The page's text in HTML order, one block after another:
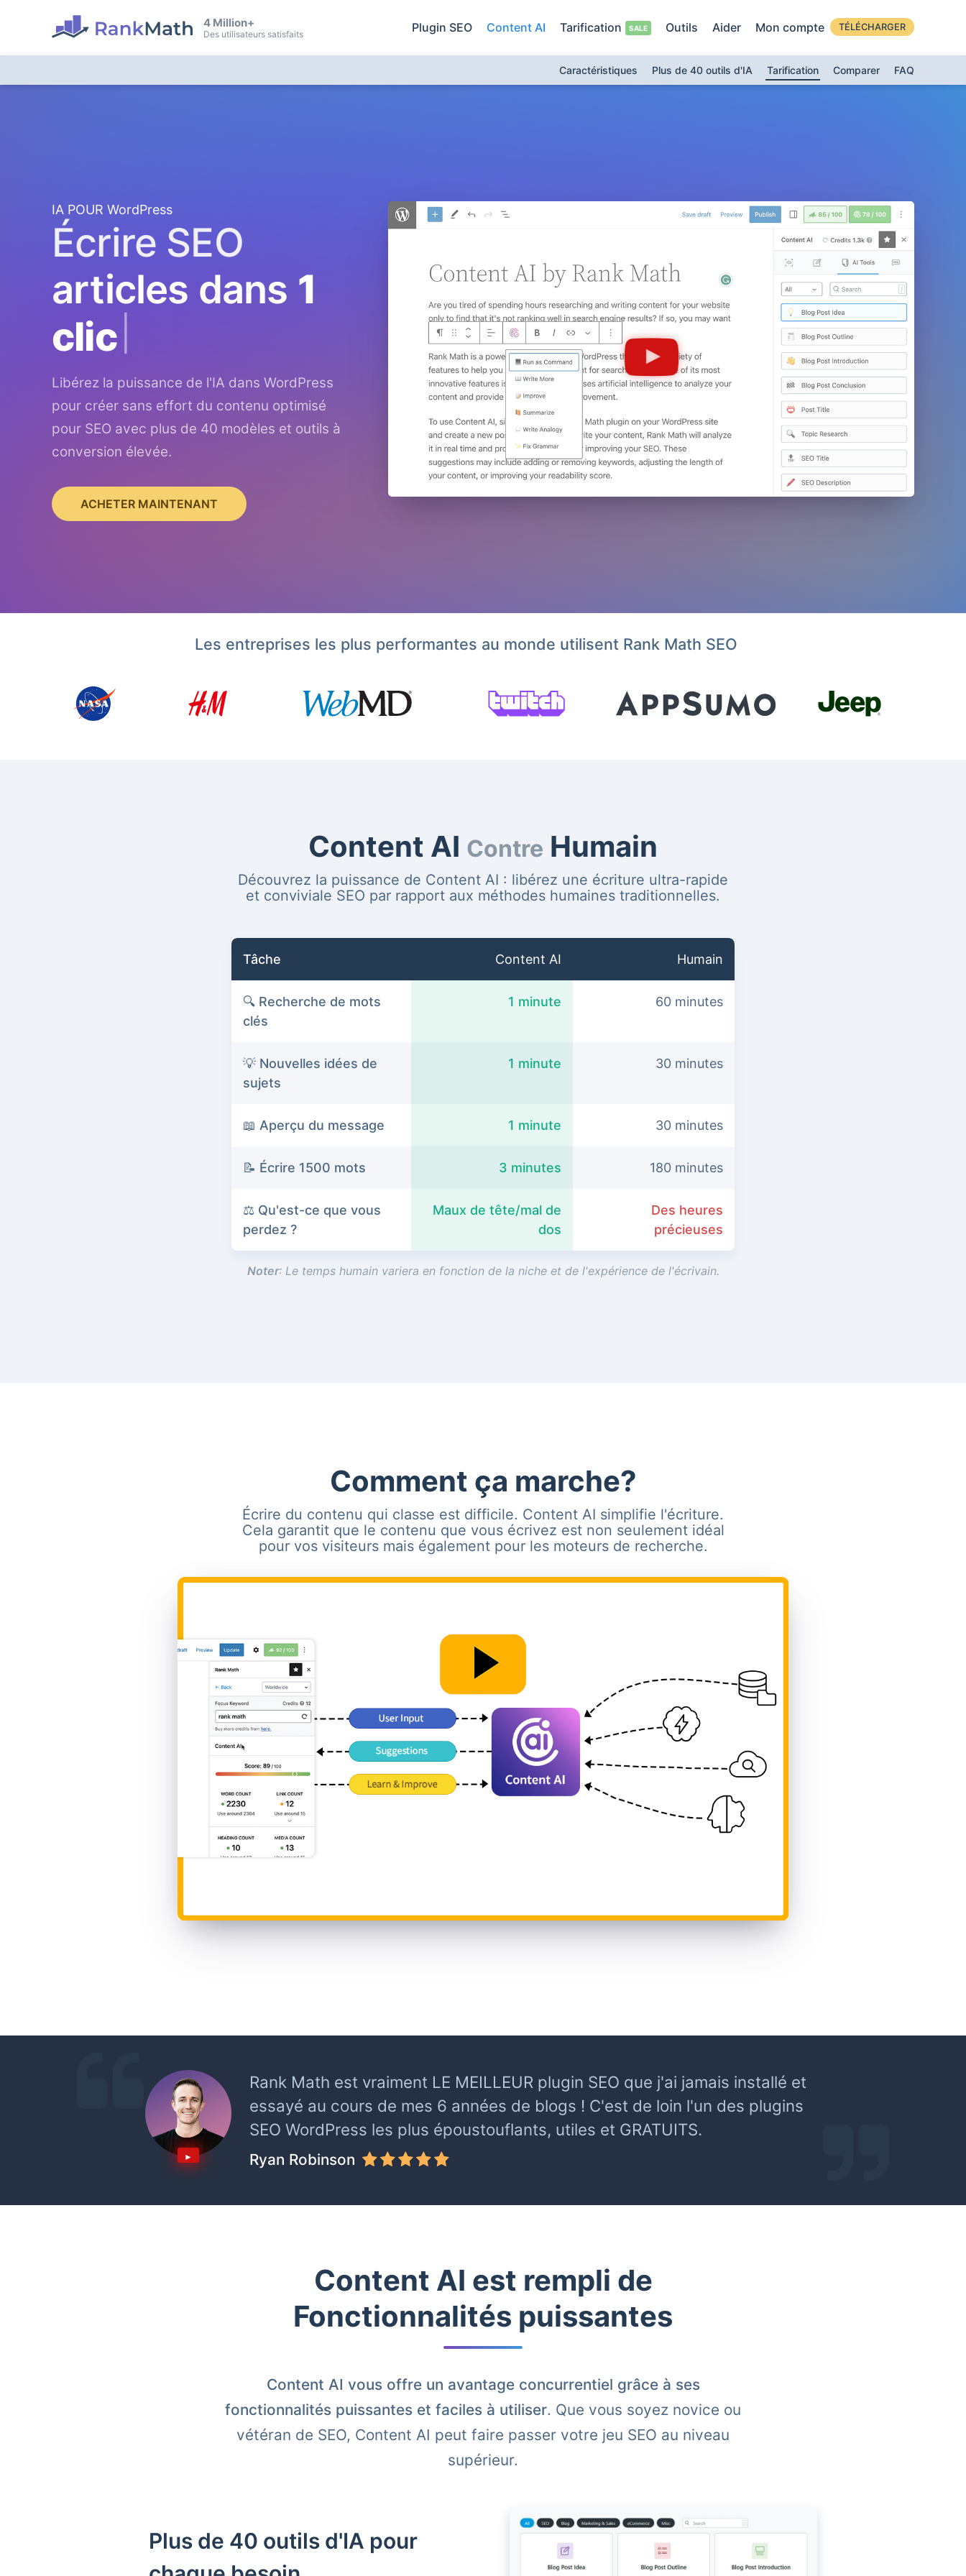
4 Million+
Des utilisateurs satisfaits Plugin SEO Content AI Tarification Outils Aider Mon compte TÉLÉCHARGER
Caractéristiques Plus de 40 outils d'IA Tarification Comparer FAQ
IA POUR WordPress
Écrire SEO
articles dans 1
clic
Libérez la puissance de l'IA dans WordPress
pour créer sans effort du contenu optimisé
pour SEO avec plus de 40 modèles et outils à
conversion élevée.
ACHETER MAINTENANT
Les entreprises les plus performantes au monde utilisent Rank Math SEO
Content AI Contre Humain
Découvrez la puissance de Content AI : libérez une écriture ultra-rapide
et conviviale SEO par rapport aux méthodes humaines traditionnelles.
Tâche Content AI Humain
🔍 Recherche de mots
clés
1 minute 60 minutes
💡 Nouvelles idées de
sujets
1 minute 30 minutes
📖 Aperçu du message 1 minute 30 minutes
📝 Écrire 1500 mots 3 minutes 180 minutes
⚖️ Qu'est-ce que vous
perdez ?
Maux de tête/mal de
dos
Des heures
précieuses
Noter: Le temps humain variera en fonction de la niche et de l'expérience de l'écrivain.
Comment ça marche?
Écrire du contenu qui classe est difficile. Content AI simplifie l'écriture.
Cela garantit que le contenu que vous écrivez est non seulement idéal
pour vos visiteurs mais également pour les moteurs de recherche.
Rank Math est vraiment LE MEILLEUR plugin SEO que j'ai jamais installé et
essayé au cours de mes 6 années de blogs ! C'est de loin l'un des plugins
SEO WordPress les plus époustouflants, utiles et GRATUITS.
Ryan Robinson
Content AI est rempli de
Fonctionnalités puissantes
Content AI vous offre un avantage concurrentiel grâce à ses
fonctionnalités puissantes et faciles à utiliser. Que vous soyez novice ou
vétéran de SEO, Content AI peut faire passer votre jeu SEO au niveau
supérieur.
Plus de 40 outils d'IA pour